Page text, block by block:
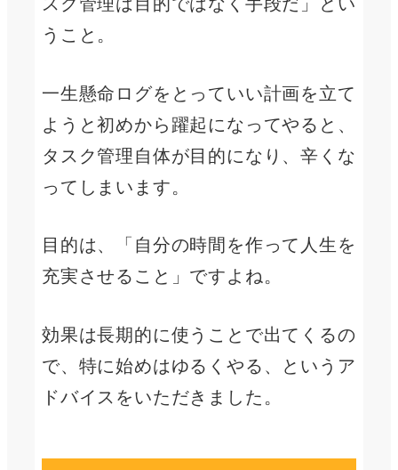
うこと。
一生懸命ログをとっていい計画を立て
ようと初めから躍起になってやると、
タスク管理自体が目的になり、辛くな
ってしまいます。
目的は、「自分の時間を作って人生を
充実させること」ですよね。
効果は長期的に使うことで出てくるの
で、特に始めはゆるくやる、というア
ドバイスをいただきました。